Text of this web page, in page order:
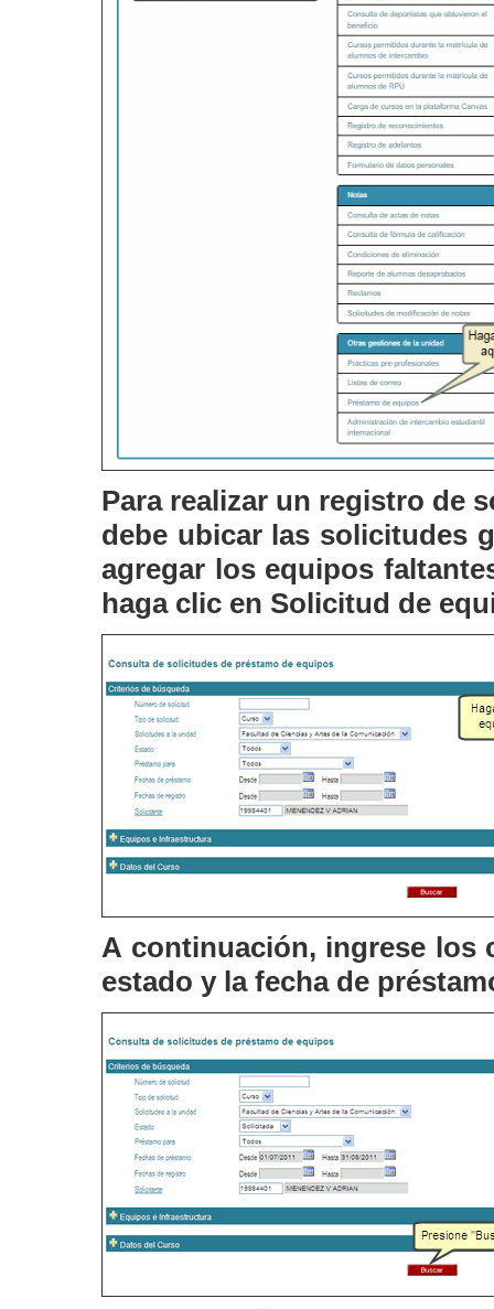
Para realizar un registro de
debe ubicar las solicitudes
agregar los equipos
haga clic en Solicitud de
A continuación, ingrese los
estado y la fecha de